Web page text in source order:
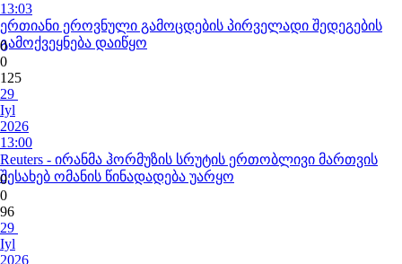
13:03
ერთიანი ეროვნული გამოცდების პირველადი შედეგების
გამოქვეყნება დაიწყო
0
0
125
29
Iyl
2026
13:00
Reuters - ირანმა ჰორმუზის სრუტის ერთობლივი მართვის
შესახებ ომანის წინადადება უარყო
0
0
96
29
Iyl
2026